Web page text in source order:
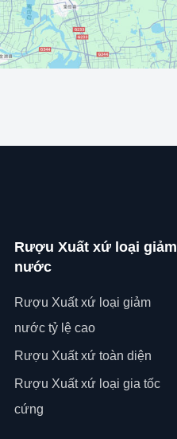
Rượu Xuất xứ loại giảm
nước
Rượu Xuất xứ loại giảm
nước tỷ lệ cao
Rượu Xuất xứ toàn diện
Rượu Xuất xứ loại gia tốc
cứng